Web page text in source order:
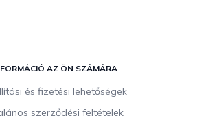
AZ ÖN SZÁMÁRA
és fizetési lehetőségek
szerződési feltételek